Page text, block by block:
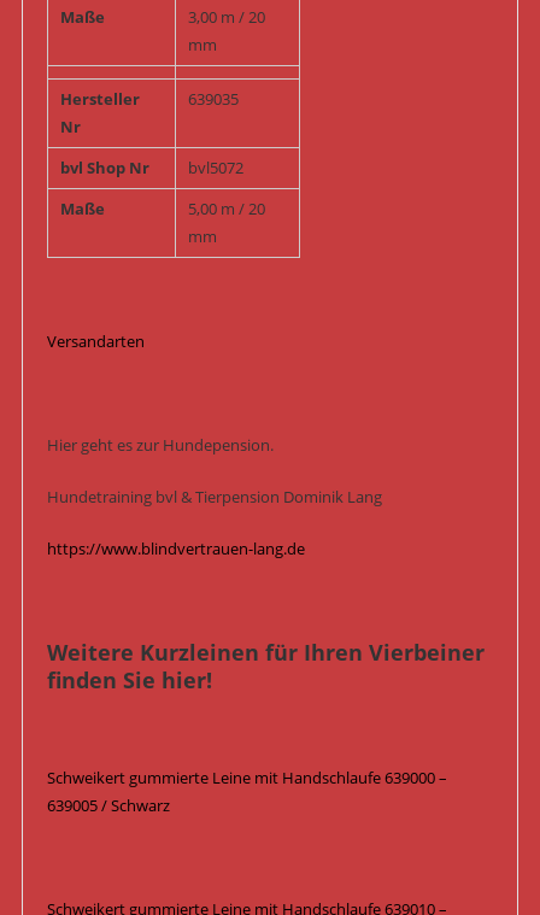
Maße
3,00 m / 20
mm
Hersteller
Nr
639035
bvl Shop Nr
bvl5072
Maße
5,00 m / 20
mm
Versandarten
Hier geht es zur Hundepension.
Hundetraining bvl & Tierpension Dominik Lang
https://www.blindvertrauen-lang.de
Weitere Kurzleinen für Ihren Vierbeiner
finden Sie hier!
Schweikert gummierte Leine mit Handschlaufe 639000 –
639005 / Schwarz
Schweikert gummierte Leine mit Handschlaufe 639010 –